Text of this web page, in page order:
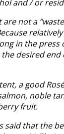
and / or
not a
in the press
desired
a good
noble
fruit.
said that the